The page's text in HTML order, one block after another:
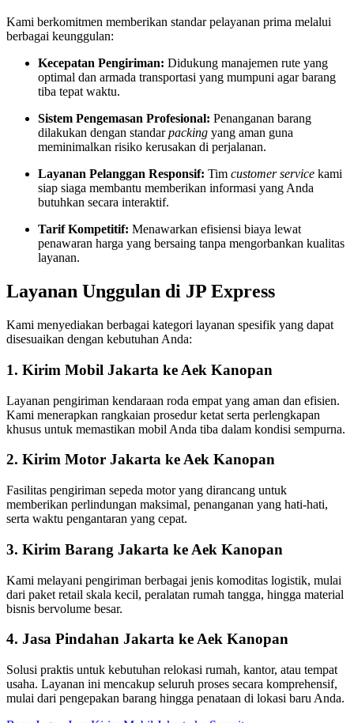
Kami berkomitmen memberikan standar pelayanan prima melalui
berbagai keunggulan:
Kecepatan Pengiriman: Didukung manajemen rute yang
optimal dan armada transportasi yang mumpuni agar barang
tiba tepat waktu.
Sistem Pengemasan Profesional: Penanganan barang
dilakukan dengan standarpacking yang aman guna
meminimalkan risiko kerusakan di perjalanan.
Layanan Pelanggan Responsif: Tim customer service kami
siap siaga membantu memberikan informasi yang Anda
butuhkan secara interaktif.
Tarif Kompetitif: Menawarkan efisiensi biaya lewat
penawaran harga yang bersaing tanpa mengorbankan kualitas
layanan.
Layanan Unggulan di JP Express
Kami menyediakan berbagai kategori layanan spesifik yang dapat
disesuaikan dengan kebutuhan Anda:
1. Kirim Mobil Jakarta ke Aek Kanopan
Layanan pengiriman kendaraan roda empat yang aman dan efisien.
Kami menerapkan rangkaian prosedur ketat serta perlengkapan
khusus untuk memastikan mobil Anda tiba dalam kondisi sempurna.
2. Kirim Motor Jakarta ke Aek Kanopan
Fasilitas pengiriman sepeda motor yang dirancang untuk
memberikan perlindungan maksimal, penanganan yang hati-hati,
serta waktu pengantaran yang cepat.
3. Kirim Barang Jakarta ke Aek Kanopan
Kami melayani pengiriman berbagai jenis komoditas logistik, mulai
dari paket retail skala kecil, peralatan rumah tangga, hingga material
bisnis bervolume besar.
4. Jasa Pindahan Jakarta ke Aek Kanopan
Solusi praktis untuk kebutuhan relokasi rumah, kantor, atau tempat
usaha. Layanan ini mencakup seluruh proses secara komprehensif,
mulai dari pengepakan barang hingga penataan di lokasi baru Anda.